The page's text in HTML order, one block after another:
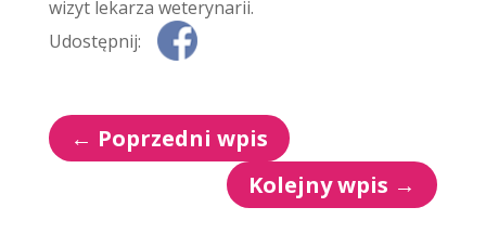
wizyt lekarza weterynarii.
Udostępnij:
← Poprzedni wpis
Kolejny wpis →